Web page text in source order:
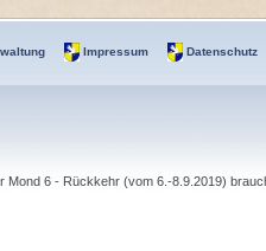
Impressum Datenschutz
Mond 6 - Rückkehr (vom 6.-8.9.2019)